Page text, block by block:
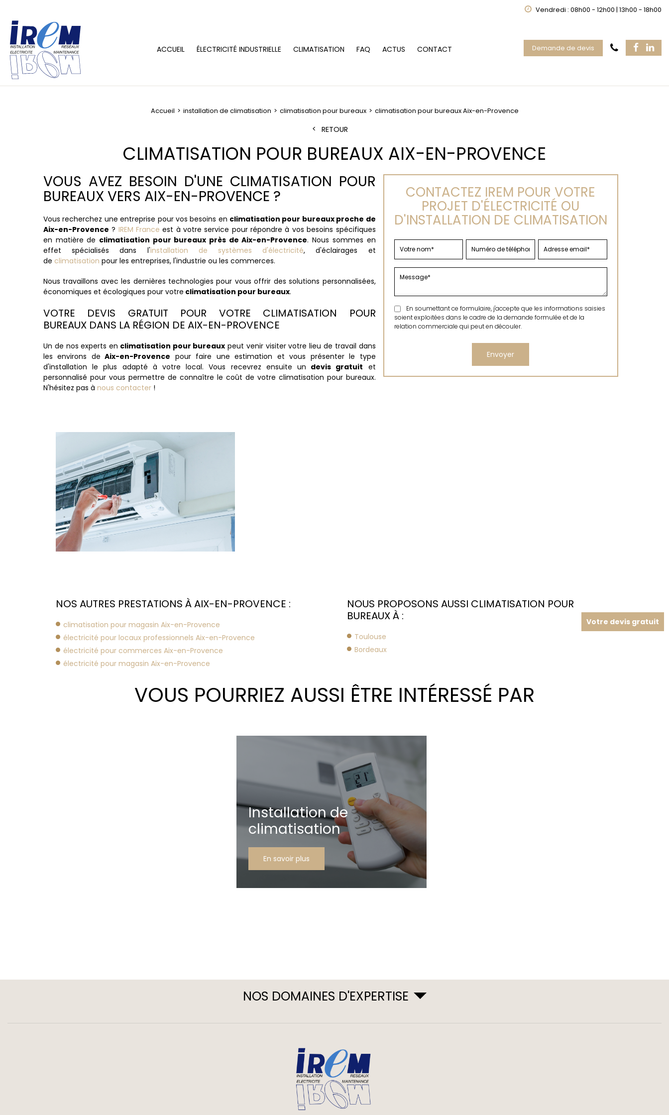
Vendredi : 08h00 - 12h00 | 13h00 - 18h00
ACCUEIL ÉLECTRICITÉ INDUSTRIELLE CLIMATISATION FAQ ACTUS CONTACT Demande de devis
Accueil installation de climatisation climatisation pour bureaux climatisation pour bureaux Aix-en-Provence
RETOUR
CLIMATISATION POUR BUREAUX AIX-EN-PROVENCE
VOUS AVEZ BESOIN D'UNE CLIMATISATION POUR
BUREAUX VERS AIX-EN-PROVENCE ?
Vous recherchez une entreprise pour vos besoins en climatisation pour bureaux proche de
Aix-en-Provence ? IREM France est à votre service pour répondre à vos besoins spécifiques
en matière de climatisation pour bureaux près de Aix-en-Provence. Nous sommes en
effet spécialisés dans l'installation de systèmes d'électricité, d'éclairages et
de climatisation pour les entreprises, l'industrie ou les commerces.
Nous travaillons avec les dernières technologies pour vous offrir des solutions personnalisées,
économiques et écologiques pour votre climatisation pour bureaux.
VOTRE DEVIS GRATUIT POUR VOTRE CLIMATISATION POUR
BUREAUX DANS LA RÉGION DE AIX-EN-PROVENCE
Un de nos experts en climatisation pour bureaux peut venir visiter votre lieu de travail dans
les environs de Aix-en-Provence pour faire une estimation et vous présenter le type
d'installation le plus adapté à votre local. Vous recevrez ensuite un devis gratuit et
personnalisé pour vous permettre de connaître le coût de votre climatisation pour bureaux.
N'hésitez pas à nous contacter !
CONTACTEZ IREM POUR VOTRE
PROJET D'ÉLECTRICITÉ OU
D'INSTALLATION DE CLIMATISATION
En soumettant ce formulaire, j'accepte que les informations saisies
soient exploitées dans le cadre de la demande formulée et de la
relation commerciale qui peut en découler.
NOS AUTRES PRESTATIONS À AIX-EN-PROVENCE :
climatisation pour magasin Aix-en-Provence
électricité pour locaux professionnels Aix-en-Provence
électricité pour commerces Aix-en-Provence
électricité pour magasin Aix-en-Provence
NOUS PROPOSONS AUSSI CLIMATISATION POUR
BUREAUX À :
Toulouse
Bordeaux
VOUS POURRIEZ AUSSI ÊTRE INTÉRESSÉ PAR
Installation de
climatisation
En savoir plus
Votre devis gratuit
NOS DOMAINES D'EXPERTISE